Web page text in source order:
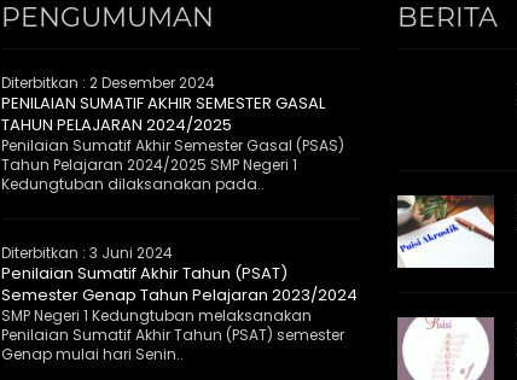
PENGUMUMAN
Diterbitkan : 2 Desember 2024
PENILAIAN SUMATIF AKHIR SEMESTER GASAL
TAHUN PELAJARAN 2024/2025
Penilaian Sumatif Akhir Semester Gasal (PSAS)
Tahun Pelajaran 2024/2025 SMP Negeri 1
Kedungtuban dilaksanakan pada..
Diterbitkan : 3 Juni 2024
Penilaian Sumatif Akhir Tahun (PSAT)
Semester Genap Tahun Pelajaran 2023/2024
SMP Negeri 1 Kedungtuban melaksanakan
Penilaian Sumatif Akhir Tahun (PSAT) semester
Genap mulai hari Senin..
BERITA